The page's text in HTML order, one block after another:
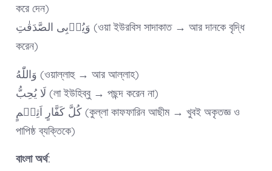
করে দেন)
وَیُرۡبِی الصَّدَقٰتِ (ওয়া ইউরবিস সাদাকাত → আর দানকে বৃদ্ধি
করেন)
وَاللّٰهُ (ওয়াল্লাহু → আর আল্লাহ)
لَا یُحِبُّ (লা ইউহিব্বু → পছন্দ করেন না)
کُلَّ کَفَّارٍ اَثِیۡمٍ (কুল্লা কাফফারিন আছীম → খুবই অকৃতজ্ঞ ও
পাপিষ্ঠ ব্যক্তিকে)
বাংলা অর্থ: